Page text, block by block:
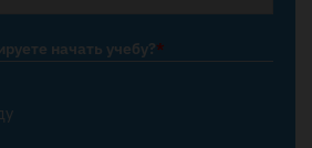
начать учебу?*